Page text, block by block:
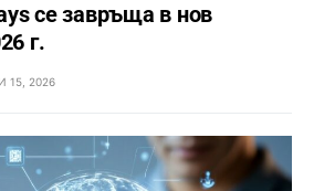
се завръща в нов
г.
15, 2026